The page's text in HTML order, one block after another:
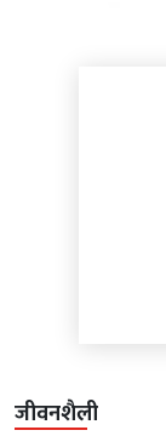
जीवनशैली